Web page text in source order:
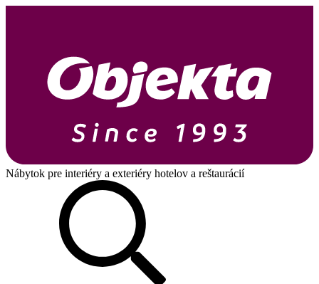
Nábytok pre interiéry a exteriéry hotelov a reštaurácií